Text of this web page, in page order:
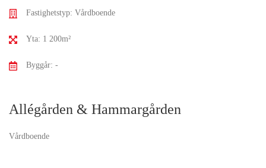
Fastighetstyp: Vårdboende
Yta: 1 200m²
Byggår: -
Allégården & Hammargården
Vårdboende